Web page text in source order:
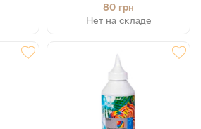
80 грн
Нет на складе